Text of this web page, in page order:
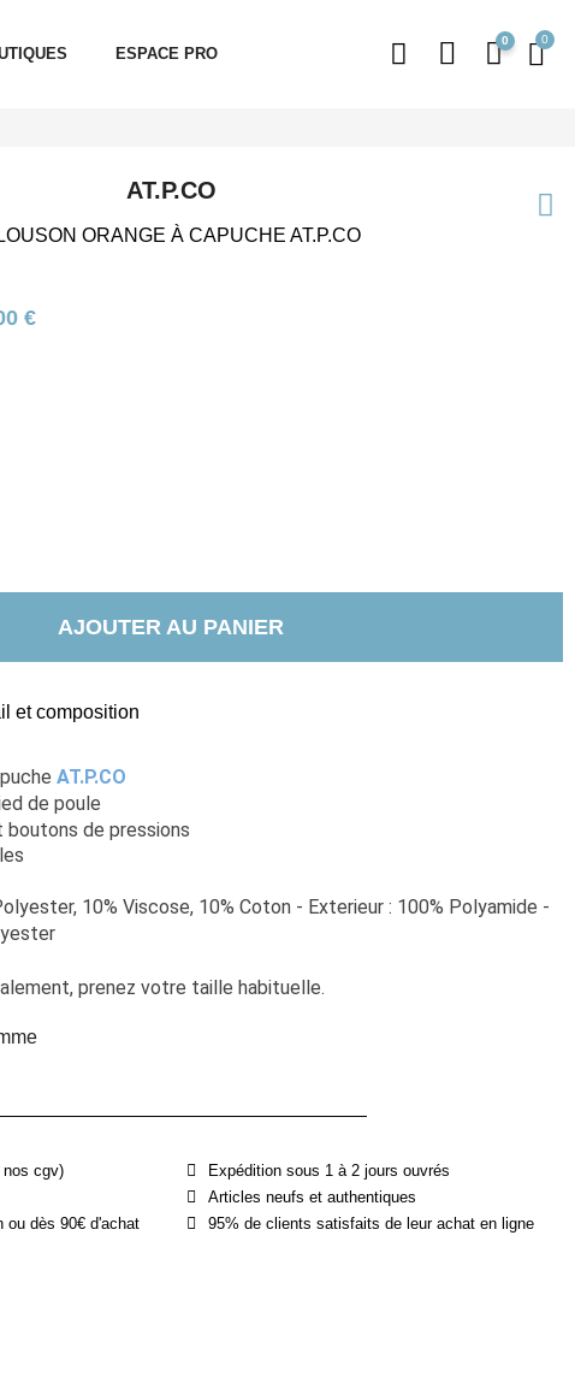
ESPACE PRO
0
AT.P.CO
ORANGE À CAPUCHE AT.P.CO
€
AJOUTER AU PANIER
et composition
AT.P.CO
de poule
boutons de pressions
10% Viscose, 10% Coton - Exterieur : 100% Polyamide -
prenez votre taille habituelle.
cgv)
ou dès 90€ d'achat
Expédition sous 1 à 2 jours ouvrés
Articles neufs et authentiques
95% de clients satisfaits de leur achat en ligne